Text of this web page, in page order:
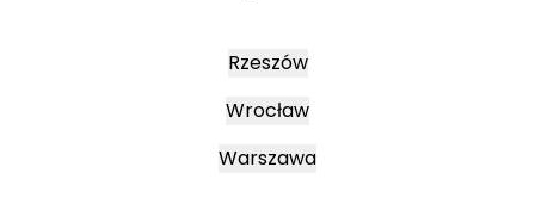
Rzeszów
Wrocław
Warszawa